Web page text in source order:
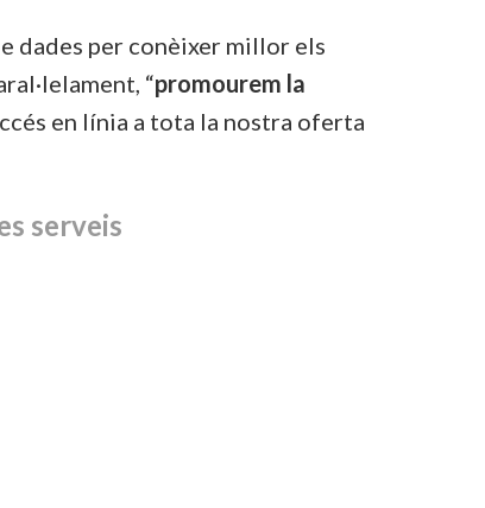
dades per conèixer millor els
“promourem la
en línia a tota la nostra oferta
serveis